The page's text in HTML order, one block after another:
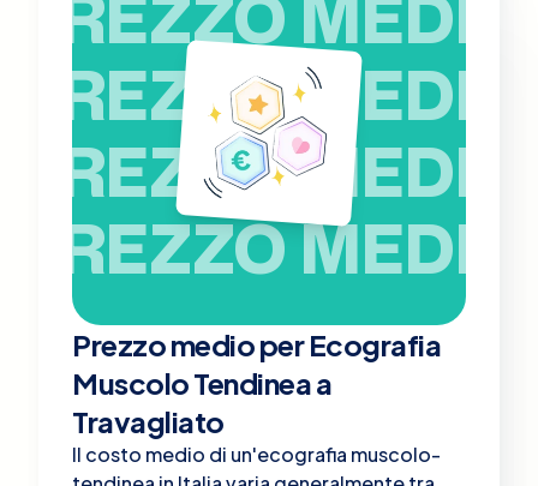
PREZZO MEDIO
PREZZO MEDIO
PREZZO MEDIO
Prezzo medio per Ecografia
Muscolo Tendinea a
Travagliato
Il costo medio di un'ecografia muscolo-